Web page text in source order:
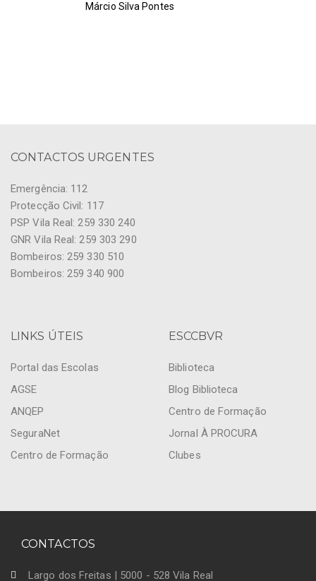
Márcio Silva Pontes
CONTACTOS URGENTES
Emergência: 112
Protecção Civil: 117
PSP Vila Real: 259 330 240
GNR Vila Real: 259 303 290
Bombeiros: 259 330 510
Bombeiros: 259 340 900
LINKS ÚTEIS
Portal das Escolas
AGSE
ANQEP
SeguraNet
Centro de Formação
ESCCBVR
Biblioteca
Blog Biblioteca
Centro de Formação
Jornal À PROCURA
Clubes
CONTACTOS
Largo dos Freitas | 5000 - 528 Vila Real